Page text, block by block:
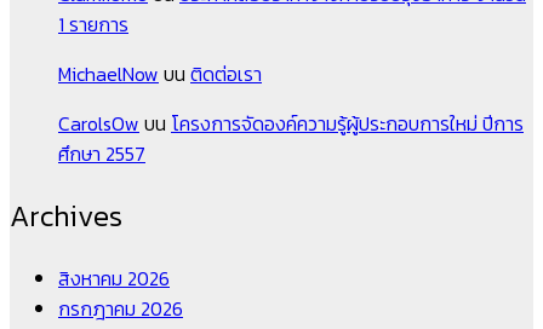
1 รายการ
MichaelNow บน ติดต่อเรา
CarolsOw บน โครงการจัดองค์ความรู้ผู้ประกอบการใหม่ ปีการ
ศึกษา 2557
Archives
สิงหาคม 2026
กรกฎาคม 2026